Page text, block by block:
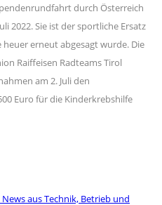
durch Österreich
2022. Sie ist der sportliche Ersatz
erneut abgesagt wurde. Die
Raiffeisen Radteams Tirol
am 2. Juli den
Euro für die Kinderkrebshilfe